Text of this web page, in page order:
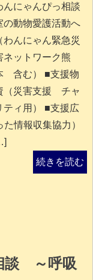
んにゃんぴっ相談
の動物愛護活動へ
わんにゃん緊急災
ネットワーク熊
含む） ■支援物
（災害支援 チャ
ティ用） ■支援広
情報収集協力）
続きを読む
談 ～呼吸